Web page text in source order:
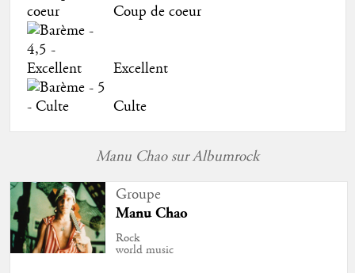
Coup de coeur
Excellent
Culte
Manu Chao sur Albumrock
Groupe
Manu Chao
Rock
world music